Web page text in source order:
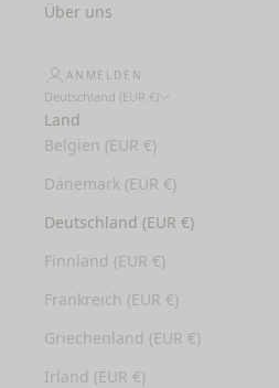
Über uns
ANMELDEN
Deutschland (EUR €)
Land
Belgien (EUR €)
Dänemark (EUR €)
Deutschland (EUR €)
Finnland (EUR €)
Frankreich (EUR €)
Griechenland (EUR €)
Irland (EUR €)